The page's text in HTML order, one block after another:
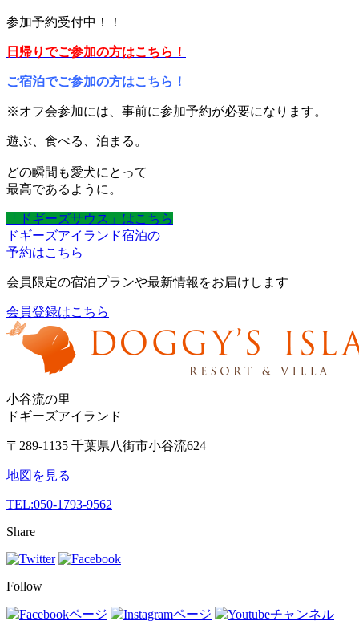
参加予約受付中！！
日帰りでご参加の方はこちら！
ご宿泊でご参加の方はこちら！
※オフ会参加には、事前に参加予約が必要になります。
遊ぶ、食べる、泊まる。
どの瞬間も愛犬にとって
最高であるように。
「ドギーズサウス」はこちら
ドギーズアイランド宿泊の
予約はこちら
会員限定の宿泊プランや最新情報をお届けします
会員登録はこちら
小谷流の里
ドギーズアイランド
〒289-1135 千葉県八街市小谷流624
地図を見る
TEL:050-1793-9562
Share
Follow